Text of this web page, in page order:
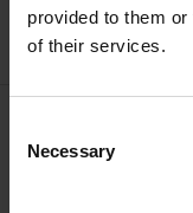
provided to them
of their services.
Selection
Necessary